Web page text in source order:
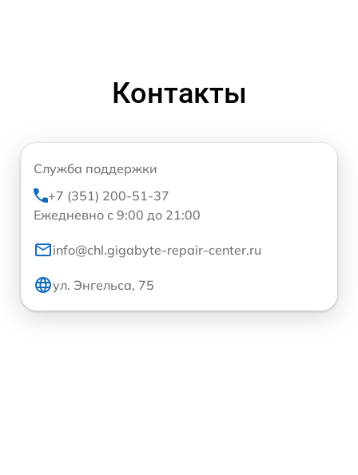
Контакты
Служба поддержки
+7 (351) 200-51-37
Ежедневно с 9:00 до 21:00
info@chl.gigabyte-repair-center.ru
ул. Энгельса, 75